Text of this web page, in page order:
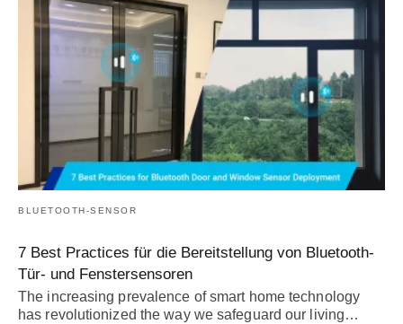
BLUETOOTH-SENSOR
7 Best Practices für die Bereitstellung von Bluetooth-
Tür- und Fenstersensoren
The increasing prevalence of smart home technology
has revolutionized the way we safeguard our living…